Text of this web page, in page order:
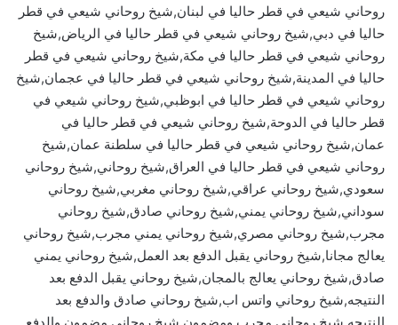
روحاني شيعي في قطر حاليا في لبنان,شيخ روحاني شيعي في قطر
حاليا في دبي,شيخ روحاني شيعي في قطر حاليا في الرياض,شيخ
روحاني شيعي في قطر حاليا في مكة,شيخ روحاني شيعي في قطر
حاليا في المدينة,شيخ روحاني شيعي في قطر حاليا في عجمان,شيخ
روحاني شيعي في قطر حاليا في ابوظبي,شيخ روحاني شيعي في
قطر حاليا في الدوحة,شيخ روحاني شيعي في قطر حاليا في
عمان,شيخ روحاني شيعي في قطر حاليا في سلطنة عمان,شيخ
روحاني شيعي في قطر حاليا في العراق,شيخ روحاني,شيخ روحاني
سعودي,شيخ روحاني عراقي,شيخ روحاني مغربي,شيخ روحاني
سوداني,شيخ روحاني يمني,شيخ روحاني صادق,شيخ روحاني
مجرب,شيخ روحاني مصري,شيخ روحاني يمني مجرب,شيخ روحاني
يعالج مجانا,شيخ روحاني يقبل الدفع بعد العمل,شيخ روحاني يمني
صادق,شيخ روحاني يعالج بالمجان,شيخ روحاني يقبل الدفع بعد
النتيجه,شيخ روحاني واتس اب,شيخ روحاني صادق والدفع بعد